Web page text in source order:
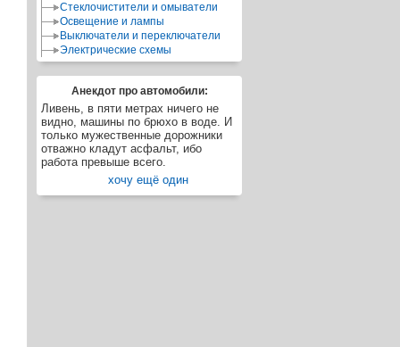
Стеклочистители и омыватели
Освещение и лампы
Выключатели и переключатели
Электрические схемы
Анекдот про автомобили:
Ливень, в пяти метрах ничего не
видно, машины по брюхо в воде. И
только мужественные дорожники
отважно кладут асфальт, ибо
работа превыше всего.
хочу ещё один